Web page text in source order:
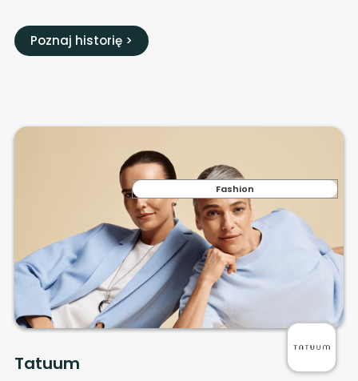
Poznaj historię >
Fashion
Tatuum